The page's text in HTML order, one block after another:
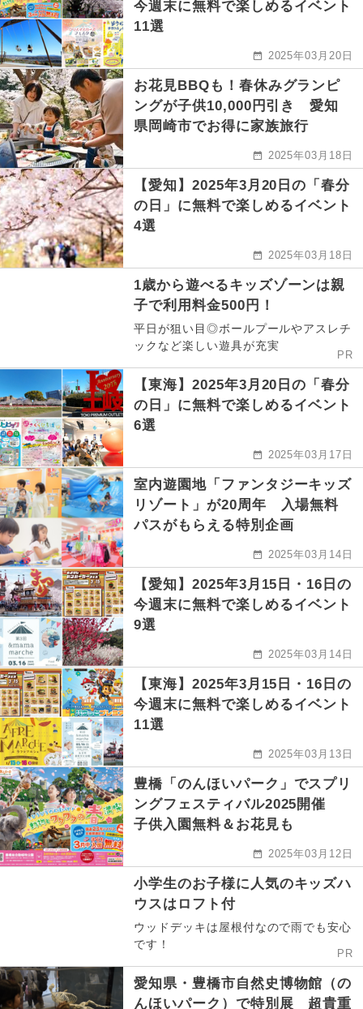
今週末に無料で楽しめるイベント
11選
2025年03月20日
お花見BBQも！春休みグランピ
ングが子供10,000円引き 愛知
県岡崎市でお得に家族旅行
2025年03月18日
【愛知】2025年3月20日の「春分
の日」に無料で楽しめるイベント
4選
2025年03月18日
1歳から遊べるキッズゾーンは親
子で利用料金500円！
平日が狙い目◎ボールプールやアスレチ
ックなど楽しい遊具が充実
PR
【東海】2025年3月20日の「春分
の日」に無料で楽しめるイベント
6選
2025年03月17日
室内遊園地「ファンタジーキッズ
リゾート」が20周年 入場無料
パスがもらえる特別企画
2025年03月14日
【愛知】2025年3月15日・16日の
今週末に無料で楽しめるイベント
9選
2025年03月14日
【東海】2025年3月15日・16日の
今週末に無料で楽しめるイベント
11選
2025年03月13日
豊橋「のんほいパーク」でスプリ
ングフェスティバル2025開催
子供入園無料＆お花見も
2025年03月12日
小学生のお子様に人気のキッズハ
ウスはロフト付
ウッドデッキは屋根付なので雨でも安心
です！
PR
愛知県・豊橋市自然史博物館（の
んほいパーク）で特別展 超貴重